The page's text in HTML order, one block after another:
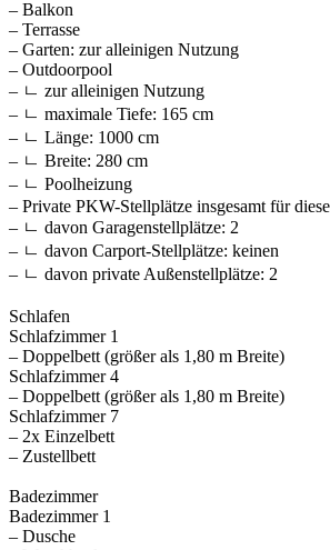
– Balkon
– Terrasse
– Garten: zur alleinigen Nutzung
– Outdoorpool
– ㄴ zur alleinigen Nutzung
– ㄴ maximale Tiefe: 165 cm
– ㄴ Länge: 1000 cm
– ㄴ Breite: 280 cm
– ㄴ Poolheizung
– Private PKW-Stellplätze insgesamt für
– ㄴ davon Garagenstellplätze: 2
– ㄴ davon Carport-Stellplätze: keinen
– ㄴ davon private Außen­stellplätze: 2
Schlafen
Schlafzimmer 1
– Doppelbett (größer als 1,80 m Breite)
Schlafzimmer 4
– Doppelbett (größer als 1,80 m Breite)
Schlafzimmer 7
– 2x Einzelbett
– Zustellbett
Badezimmer
Badezimmer 1
– Dusche